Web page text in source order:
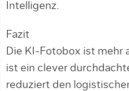
Intelligenz.
Fazit
Die KI-Fotobox ist mehr
ist ein clever
reduziert den